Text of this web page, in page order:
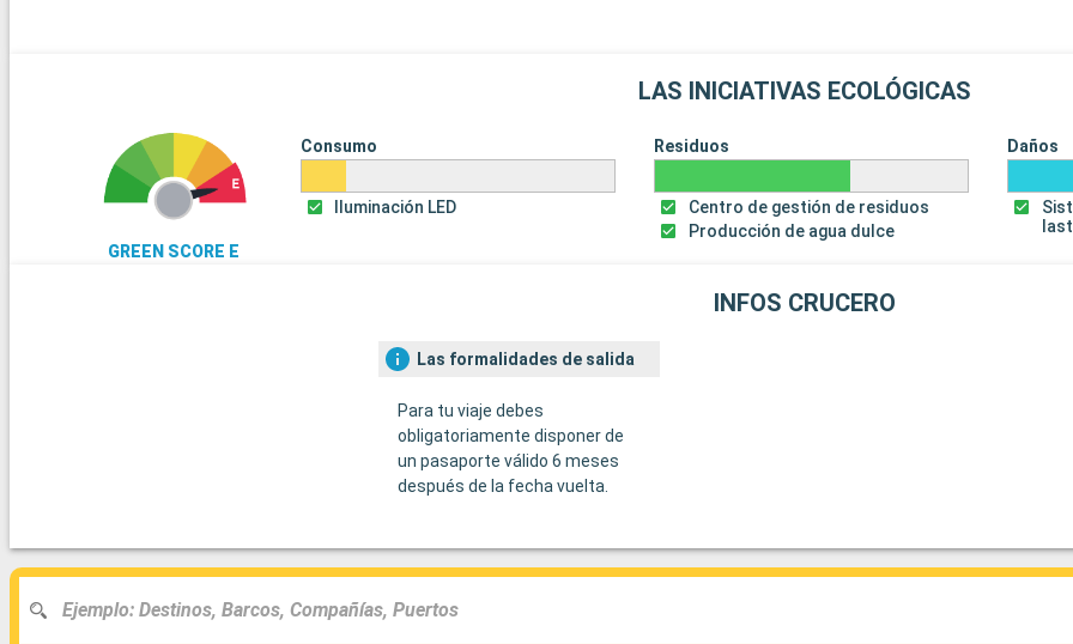
LAS INICIATIVAS ECOLÓGICAS
GREEN SCORE E
Consumo
Iluminación LED
Residuos
Centro de gestión de residuos
Producción de agua dulce
Daños
INFOS CRUCERO
Las formalidades de salida
Para tu viaje debes
obligatoriamente disponer de
un pasaporte válido 6 meses
después de la fecha vuelta.